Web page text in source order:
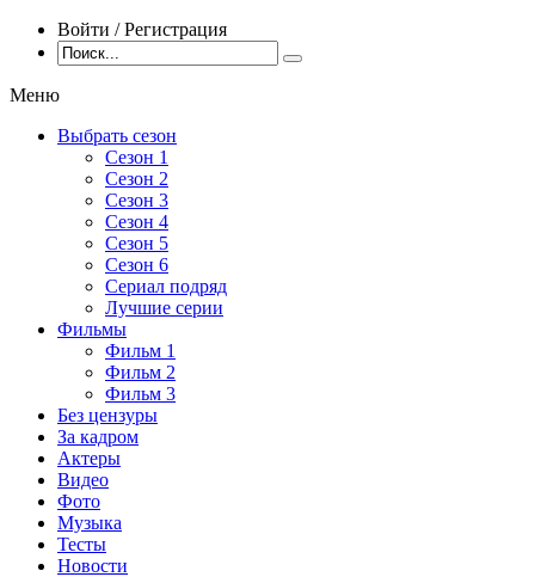
Войти / Регистрация
Меню
Выбрать сезон
Сезон 1
Сезон 2
Сезон 3
Сезон 4
Сезон 5
Сезон 6
Сериал подряд
Лучшие серии
Фильмы
Фильм 1
Фильм 2
Фильм 3
Без цензуры
За кадром
Актеры
Видео
Фото
Музыка
Тесты
Новости